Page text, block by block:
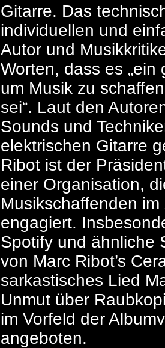
Gitarre. Das
individuellen und
Autor und
Worten, dass es
um Musik zu
sei“. Laut den
Sounds und
elektrischen Gitarre
Ribot ist der
einer Organisation,
Musikschaffenden
engagiert.
Spotify und ähnliche
von Marc Ribot’s
sarkastisches Lied
Unmut über
im Vorfeld der
angeboten.